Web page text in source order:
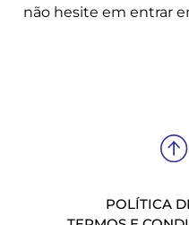
não hesite em entrar
POLÍTICA